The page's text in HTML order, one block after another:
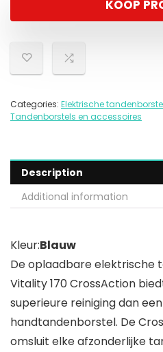
KOOP
Categories: Elektrische
Tandenborstels en accessoires
Description
Additional information
Kleur:Blauw
De oplaadbare elektrische
Vitality 170 CrossAction
superieure reiniging dan
handtandenborstel. De
omsluit elke afzonderlijke